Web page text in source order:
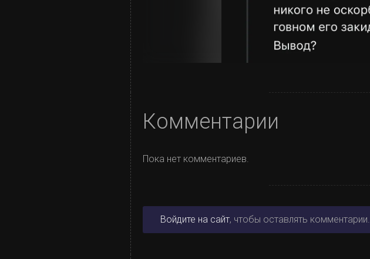
Комментарии
Пока нет комментариев.
Войдите на сайт, чтобы оставлять комментарии.